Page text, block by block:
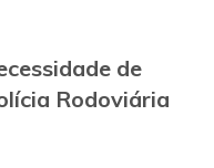
de
Rodoviária